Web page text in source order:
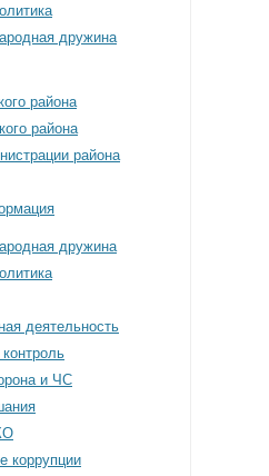
дружина
района
района
района
дружина
деятельность
и ЧС
коррупции